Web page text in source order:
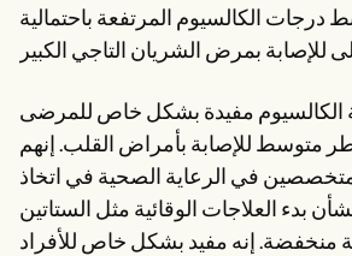
درجات الكالسيوم المرتفعة باحتمالية
الكالسيوم مفيدة بشكل خاص للمرضى
متوسط للإصابة بأمراض القلب. إنهم
في الرعاية الصحية في اتخاذ
بدء العلاجات الوقائية مثل الستاتين
منخفضة. إنه مفيد بشكل خاص للأفراد